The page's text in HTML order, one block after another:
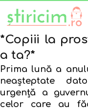
*Copiii la
a ta?*
Prima lună a
neașteptate
urgență a
celor care au